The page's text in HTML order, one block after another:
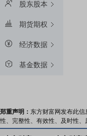
股东股本
期货期权
经济数据
基金数据
郑重声明： 东方财富网发布此
性、完整性、有效性、及时性